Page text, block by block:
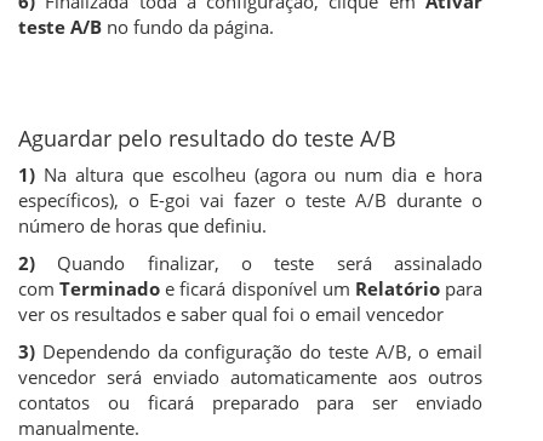
teste A/B no fundo da página.
Aguardar pelo resultado do teste A/B
1) Na altura que escolheu (agora ou num dia e hora
específicos), o E-goi vai fazer o teste A/B durante o
número de horas que definiu.
2) Quando finalizar, o teste será assinalado
comTerminado e ficará disponível um Relatóriopara
ver os resultados e saber qual foi o email vencedor
3) Dependendo da configuração do teste A/B, o email
vencedor será enviado automaticamente aos outros
contatos ou ficará preparado para ser enviado
manualmente.